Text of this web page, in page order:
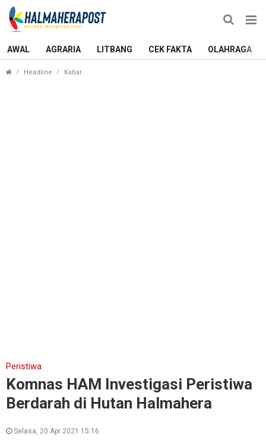
AWAL AGRARIA LITBANG CEK FAKTA OLAHRAGA
Headline Kabar
Peristiwa
Komnas HAM Investigasi Peristiwa
Berdarah di Hutan Halmahera
Selasa, 20 Apr 2021 15:16